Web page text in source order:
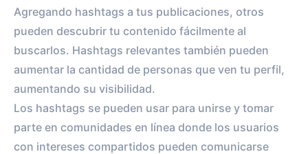
Agregando hashtags a tus publicaciones, otros
pueden descubrir tu contenido fácilmente al
buscarlos. Hashtags relevantes también pueden
aumentar la cantidad de personas que ven tu perfil,
aumentando su visibilidad.
Los hashtags se pueden usar para unirse y tomar
parte en comunidades en línea donde los usuarios
con intereses compartidos pueden comunicarse